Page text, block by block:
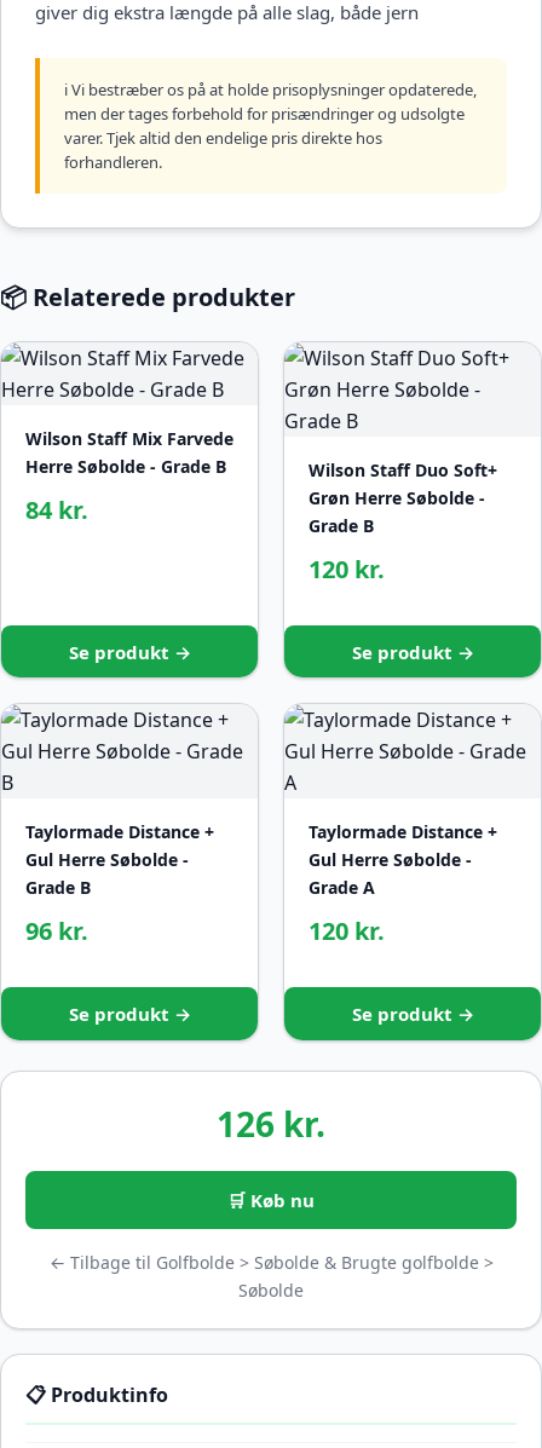
giver dig ekstra længde på alle slag, både jern
ℹ️ Vi bestræber os på at holde prisoplysninger opdaterede,
men der tages forbehold for prisændringer og udsolgte
varer. Tjek altid den endelige pris direkte hos
forhandleren.
📦 Relaterede produkter
Wilson Staff Mix Farvede
Herre Søbolde - Grade B
84 kr.
Se produkt →
Wilson Staff Duo Soft+
Grøn Herre Søbolde -
Grade B
120 kr.
Se produkt →
Taylormade Distance +
Gul Herre Søbolde -
Grade B
96 kr.
Se produkt →
Taylormade Distance +
Gul Herre Søbolde -
Grade A
120 kr.
Se produkt →
126 kr.
🛒 Køb nu
← Tilbage til Golfbolde > Søbolde & Brugte golfbolde >
Søbolde
📋 Produktinfo